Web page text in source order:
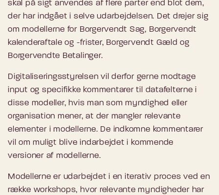
skal på sigt anvendes af flere parter end blot dem,
der har indgået i selve udarbejdelsen. Det drejer sig
om modellerne for Borgervendt Sag, Borgervendt
kalenderaftale og -frister, Borgervendt Gæld og
Borgervendte Betalinger.
Digitaliseringsstyrelsen vil derfor gerne modtage
input og specifikke kommentarer til datafelterne i
disse modeller, hvis man som myndighed eller
organisation mener, at der mangler relevante
elementer i modellerne. De indkomne kommentarer
vil om muligt blive indarbejdet i kommende
versioner af modellerne.
Modellerne er udarbejdet i en iterativ proces ved en
række workshops, hvor relevante myndigheder har